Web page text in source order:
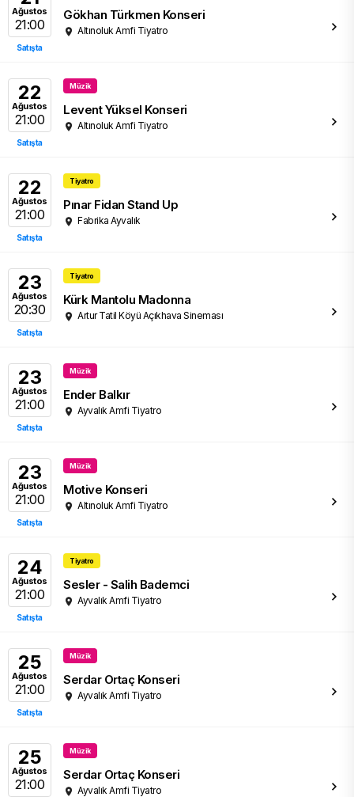
Ağustos
21:00
Satışta
Gökhan Türkmen Konseri
Altınoluk Amfi Tiyatro
22
Ağustos
21:00
Satışta
Müzik
Levent Yüksel Konseri
Altınoluk Amfi Tiyatro
22
Ağustos
21:00
Satışta
Tiyatro
Pınar Fidan Stand Up
Fabrika Ayvalık
23
Ağustos
20:30
Satışta
Tiyatro
Kürk Mantolu Madonna
Artur Tatil Köyü Açıkhava Sineması
23
Ağustos
21:00
Satışta
Müzik
Ender Balkır
Ayvalık Amfi Tiyatro
23
Ağustos
21:00
Satışta
Müzik
Motive Konseri
Altınoluk Amfi Tiyatro
24
Ağustos
21:00
Satışta
Tiyatro
Sesler - Salih Bademci
Ayvalık Amfi Tiyatro
25
Ağustos
21:00
Satışta
Müzik
Serdar Ortaç Konseri
Ayvalık Amfi Tiyatro
25
Ağustos
21:00
Müzik
Serdar Ortaç Konseri
Ayvalık Amfi Tiyatro